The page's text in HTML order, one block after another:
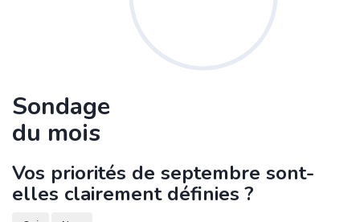
Sondage
du mois
Vos priorités de septembre sont-
elles clairement définies ?